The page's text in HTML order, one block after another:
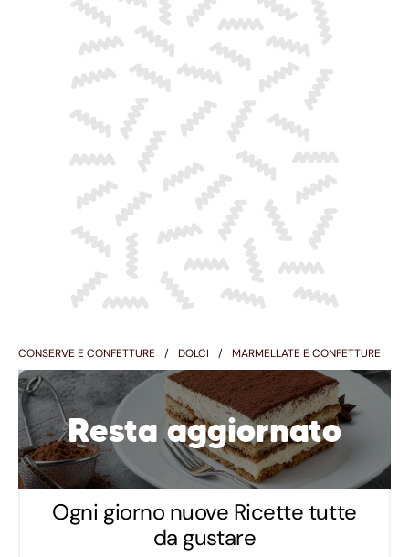
CONSERVE E CONFETTURE DOLCI MARMELLATE E CONFETTURE
Resta aggiornato
Ogni giorno nuove Ricette tutte
da gustare